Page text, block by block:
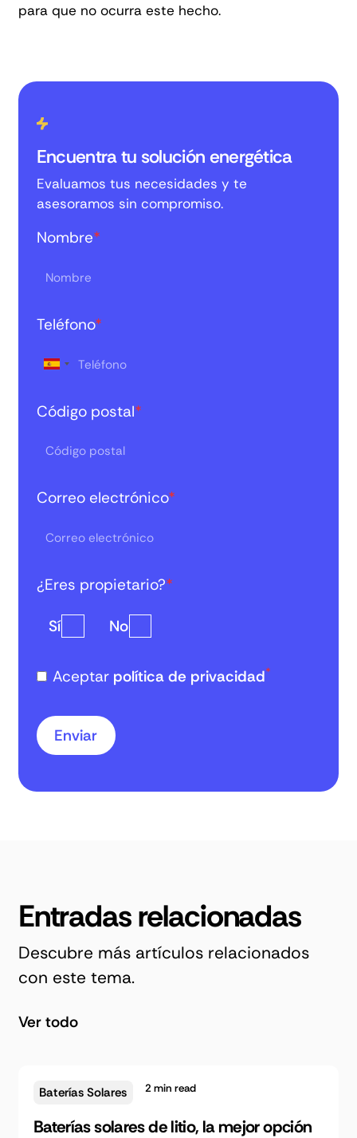
para que no ocurra este hecho.
Encuentra tu solución energética
Evaluamos tus necesidades y te
asesoramos sin compromiso.
Nombre*
Teléfono*
Código postal*
Correo electrónico*
¿Eres propietario?*
Sí No
Aceptar política de privacidad*
Entradas relacionadas
Descubre más artículos relacionados
con este tema.
Ver todo
Baterías Solares 2min read
Baterías solares de litio, la mejor opción